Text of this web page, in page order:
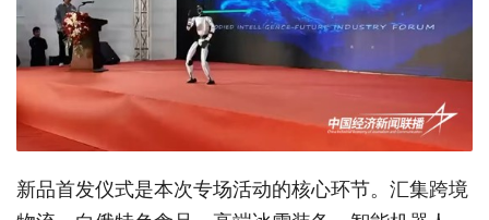
新品首发仪式是本次专场活动的核心环节。汇集跨境